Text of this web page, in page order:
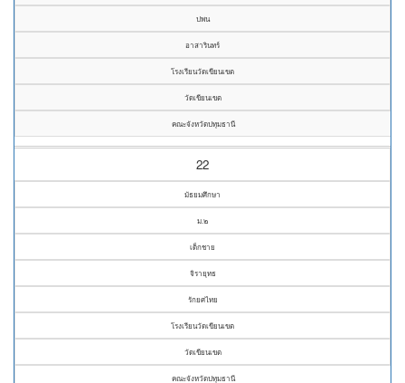
ปพน
อาสารินทร์
โรงเรียนวัดเขียนเขต
วัดเขียนเขต
คณะจังหวัดปทุมธานี
22
มัธยมศึกษา
ม.๒
เด็กชาย
จิรายุทธ
รักยศไทย
โรงเรียนวัดเขียนเขต
วัดเขียนเขต
คณะจังหวัดปทุมธานี